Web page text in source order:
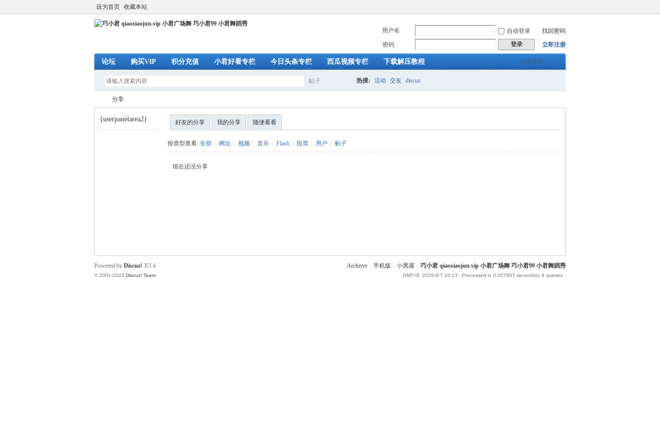
设为首页 收藏本站
用户名 自动登录
找回密码
密码
登录 立即注册
快捷导航
论坛 购买VIP 积分充值 小君好看专栏 今日头条专栏 西瓜视频专栏 下载解压教程
帖子 热搜: 活动 交友 discuz
分享
{userpanelarea2} 好友的分享 我的分享 随便看看
按类型查看: 全部 网址 视频 音乐 Flash 投票 用户 帖子
现在还没分享
Archiver 手机版 小黑屋 巧小君 qiaoxiaojun.vip 小君广场舞 巧小君99 小君舞蹈秀
GMT+8, 2026-8-7 10:13 , Processed in 0.027907 second(s), 8 queries .
Powered by Discuz! X3.4
© 2001-2023 Discuz! Team